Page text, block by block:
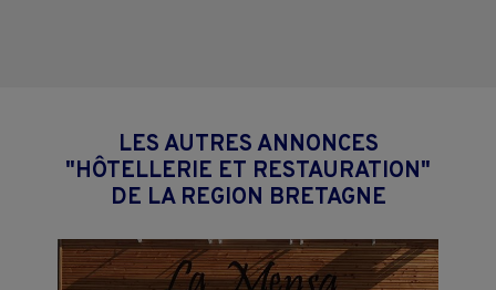
LES AUTRES ANNONCES
"HÔTELLERIE ET RESTAURATION"
DE LA REGION BRETAGNE